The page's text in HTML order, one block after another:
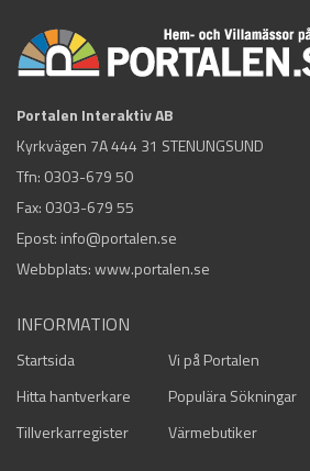
Portalen Interaktiv AB
Kyrkvägen 7A 444 31 STENUNGSUND
Tfn: 0303-679 50
Fax: 0303-679 55
Epost: info@portalen.se
Webbplats: www.portalen.se
INFORMATION
Startsida Vi på Portalen
Hitta hantverkare
Populära Sökningar
Tillverkarregister
Värmebutiker